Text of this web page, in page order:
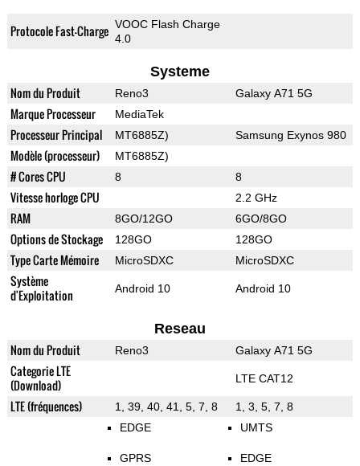
Protocole Fast-Charge VOOC Flash Charge
4.0
Systeme
Nom du Produit Reno3 Galaxy A71 5G
Marque Processeur MediaTek
Processeur Principal MT6885Z) Samsung Exynos 980
Modèle (processeur) MT6885Z)
# Cores CPU 8 8
Vitesse horloge CPU 2.2 GHz
RAM 8GO/12GO 6GO/8GO
Options de Stockage 128GO 128GO
Type Carte Mémoire MicroSDXC MicroSDXC
Système
d'Exploitation
Android 10 Android 10
Reseau
Nom du Produit Reno3 Galaxy A71 5G
Categorie LTE
(Download)
LTE CAT12
LTE (fréquences) 1, 39, 40, 41, 5, 7, 8 1, 3, 5, 7, 8
EDGE
GPRS
UMTS
EDGE